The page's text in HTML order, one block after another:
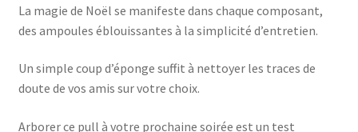
La magie de Noël se manifeste dans chaque composant,
des ampoules éblouissantes à la simplicité d’entretien.
Un simple coup d’éponge suffit à nettoyer les traces de
doute de vos amis sur votre choix.
Arborer ce pull à votre prochaine soirée est un test